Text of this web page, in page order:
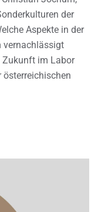
der
Aspekte in der
vernachlässigt
Zukunft im Labor
österreichischen